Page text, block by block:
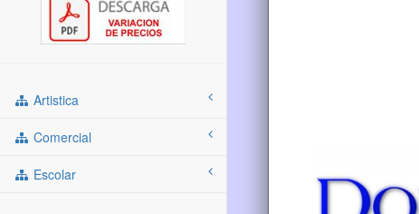
Artistica
Comercial
Escolar